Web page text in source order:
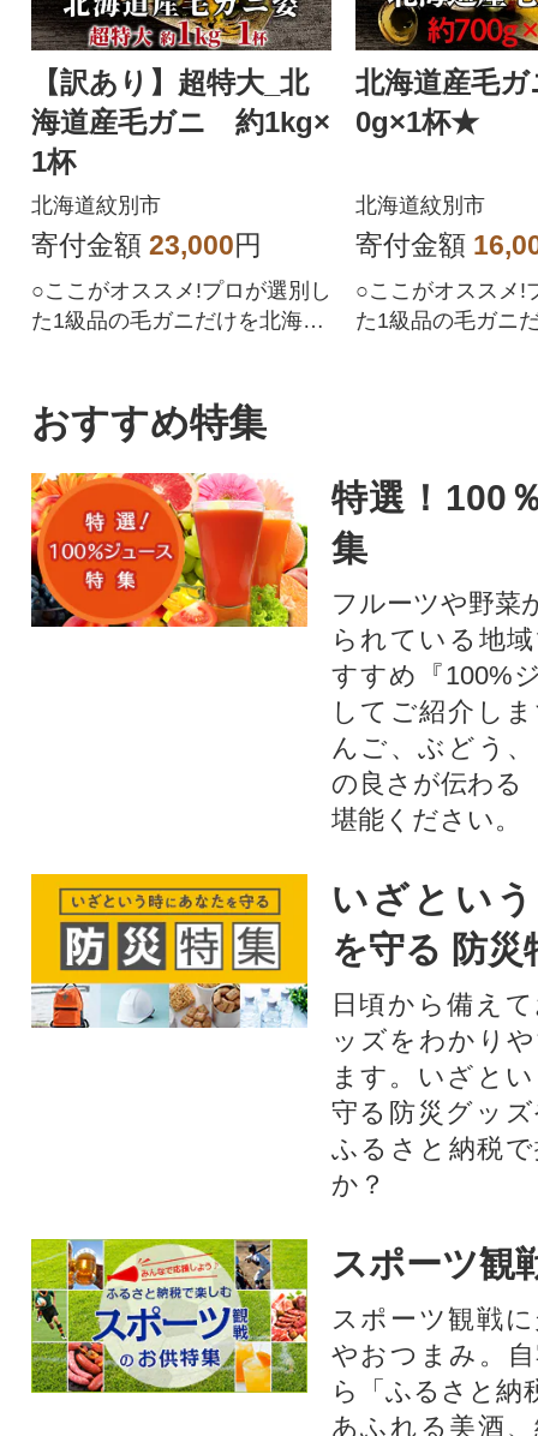
【訳あり】超特大_北
海道産毛ガニ 約1kg×
1杯
北海道紋別市
寄付金額 23,000円
○ここがオススメ!プロが選別し
た1級品の毛ガニだけを北海道
も抜群!芳醇なミソとしっとり
とした身質を、ぜひご賞味く
ださい!※お召し上がり方の説
明書付きです。○原材料・成分
毛ガニ、食塩○ご注意事項解凍
後の再凍結は、鮮度、品質劣
化の原因になりますのでおや
めください。
北海道産毛
0g×1杯★
北海道紋別市
寄付金額
○ここがオススメ!
た1級品の毛ガニ
明書付きです。○
毛ガニ、食塩○ご
後の再凍結は、鮮
化の原因になりま
めください。
おすすめ特集
特選！100
集
フルーツや野菜
られている地
すすめ『100%
してご紹介し
んご、ぶどう
の良さが伝わる
堪能ください。
いざとい
を守る 防災
日頃から備え
ッズをわかり
ます。いざと
守る防災グッ
ふるさと納税
か？
スポーツ観
スポーツ観戦
やおつまみ。
ら「ふるさと納
あふれる美酒